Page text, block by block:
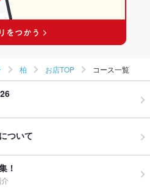
柏 お店TOP コース一覧
ついて
！